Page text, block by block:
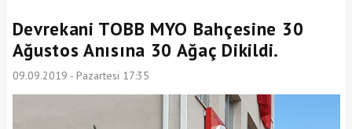
Devrekani TOBB MYO Bahçesine 30
Ağustos Anısına 30 Ağaç Dikildi.
09.09.2019 - Pazartesi 17:35